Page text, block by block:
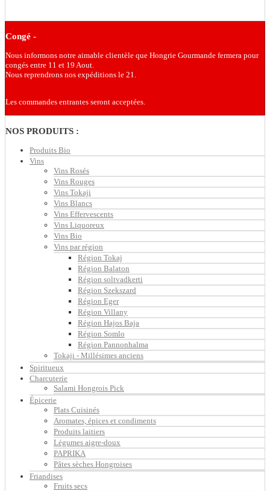
Congé -
Nous informons notre aimable clientèle que Hongrie Gourmande fermera pour
congés entre 11 et 19 Aout.
Nous reprendrons nos expéditions le 21.
Les commandes entrantes seront acceptées.
NOS PRODUITS :
Produits Bio
Vins
Vins Rosés
Vins Rouges
Vins Tokaji
Vins Blancs
Vins Effervescents
Vins Liquoreux
Vins Bio
Vins par région
Région Tokaj
Région Balaton
Région soltvadkerti
Région Szekszard
Région Eger
Région Villany
Région Hajos Baja
Région Somlo
Région Pannonhalma
Tokaji - Millésimes anciens
Spiritueux
Charcuterie
Salami Hongrois Pick
Épicerie
Plats Cuisinés
Aromates, épices et condiments
Produits laitiers
Légumes aigre-doux
PAPRIKA
Pâtes sèches Hongroises
Friandises
Fruits secs